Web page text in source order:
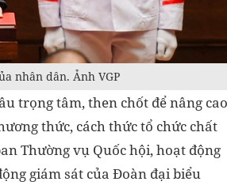
nhân dân. Ảnh VGP
trọng tâm, then chốt để nâng cao
thức, cách thức tổ chức chất
Thường vụ Quốc hội, hoạt động
giám sát của Đoàn đại biểu